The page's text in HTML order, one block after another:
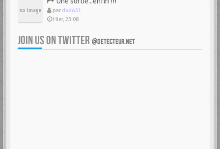
par dado31
Hier, 23:08
JOIN US ON TWITTER @DETECTEUR.NET